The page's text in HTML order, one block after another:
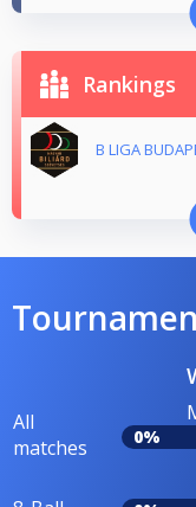
Rankings
B LIGA
All
matches
0%